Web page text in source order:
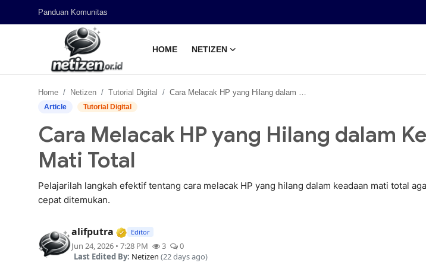
Panduan Komunitas
HOME NETIZEN
Panduan Komunitas
Netizen
Home Netizen Tutorial Digital Cara Melacak HP yang Hilang dalam Keadaan Mati Total
Article Tutorial Digital
Cara Melacak HP yang Hilang dalam
Mati Total
Pelajarilah langkah efektif tentang cara melacak HP yang hilang dalam keadaan mati total
cepat ditemukan.
alifputra Verified Media or Organization • 30 May, 2026
Editor
Jun 24, 2026 • 7:28 PM 3
0
Last Edited By: Netizen (22 days ago)